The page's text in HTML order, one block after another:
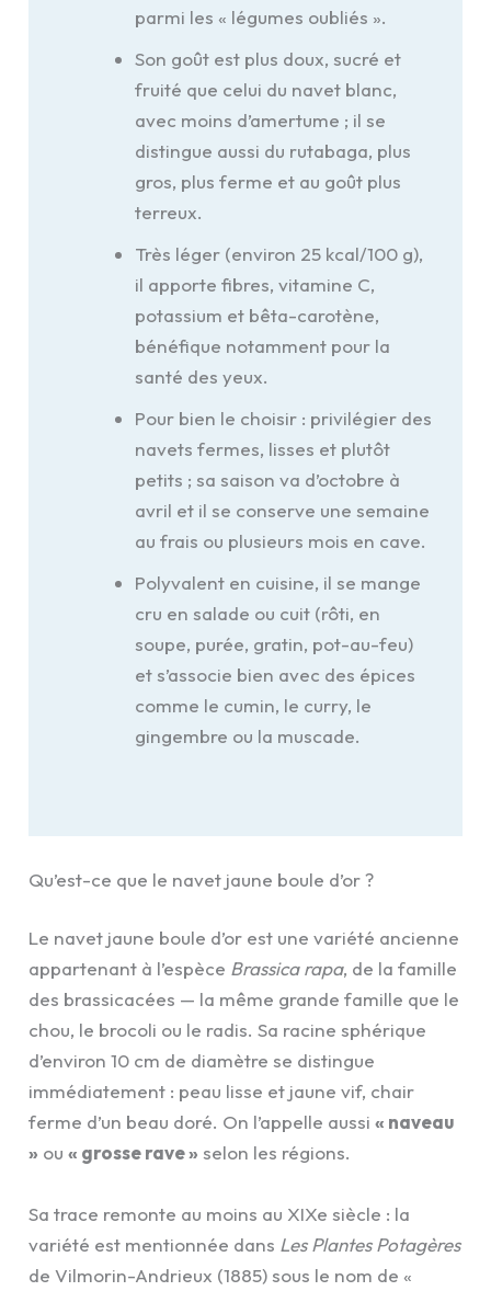
parmi les « légumes oubliés ».
Son goût est plus doux, sucré et
fruité que celui du navet blanc,
avec moins d’amertume ; il se
distingue aussi du rutabaga, plus
gros, plus ferme et au goût plus
terreux.
Très léger (environ 25 kcal/100 g),
il apporte fibres, vitamine C,
potassium et bêta-carotène,
bénéfique notamment pour la
santé des yeux.
Pour bien le choisir : privilégier des
navets fermes, lisses et plutôt
petits ; sa saison va d’octobre à
avril et il se conserve une semaine
au frais ou plusieurs mois en cave.
Polyvalent en cuisine, il se mange
cru en salade ou cuit (rôti, en
soupe, purée, gratin, pot-au-feu)
et s’associe bien avec des épices
comme le cumin, le curry, le
gingembre ou la muscade.
Qu’est-ce que le navet jaune boule d’or ?
Le navet jaune boule d’or est une variété ancienne
appartenant à l’espèce Brassica rapa, de la famille
des brassicacées — la même grande famille que le
chou, le brocoli ou le radis. Sa racine sphérique
d’environ 10 cm de diamètre se distingue
immédiatement : peau lisse et jaune vif, chair
ferme d’un beau doré. On l’appelle aussi« naveau
» ou« grosse rave » selon les régions.
Sa trace remonte au moins au XIXe siècle : la
variété est mentionnée dans Les Plantes Potagères
de Vilmorin-Andrieux (1885) sous le nom de «